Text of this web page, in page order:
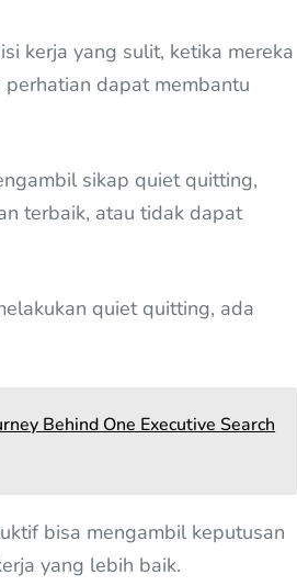
kerja yang sulit, ketika mereka
dapat membantu
sikap quiet quitting,
terbaik, atau tidak dapat
quiet quitting, ada
Behind One Executive Search
bisa mengambil keputusan
yang lebih baik.